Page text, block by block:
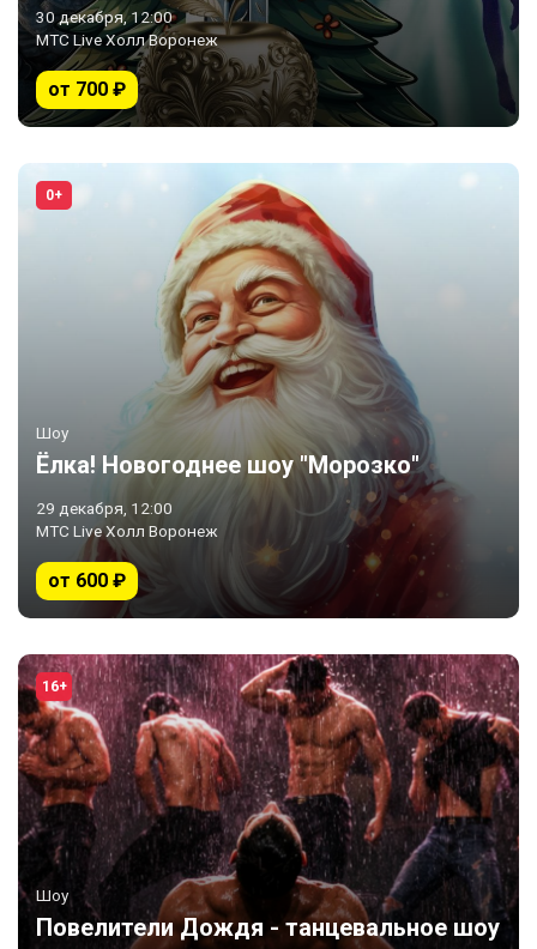
30 декабря, 12:00
МТС Live Холл Воронеж
от 700 ₽
0+
Шоу
Ёлка! Новогоднее шоу "Морозко"
29 декабря, 12:00
МТС Live Холл Воронеж
от 600 ₽
16+
Шоу
Повелители Дождя - танцевальное шоу